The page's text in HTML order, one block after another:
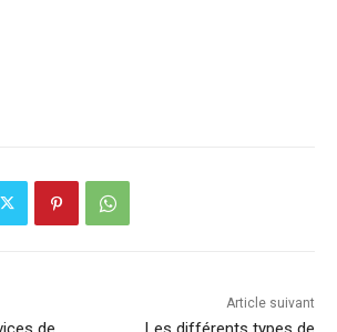
Article suivant